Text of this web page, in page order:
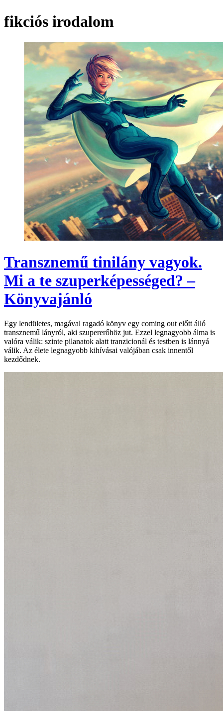
fikciós irodalom
Transznemű tinilány vagyok.
Mi a te szuperképességed? –
Könyvajánló
Egy lendületes, magával ragadó könyv egy coming out előtt álló
transznemű lányról, aki szupererőhöz jut. Ezzel legnagyobb álma is
valóra válik: szinte pilanatok alatt tranzicionál és testben is lánnyá
válik. Az élete legnagyobb kihívásai valójában csak innentől
kezdődnek.